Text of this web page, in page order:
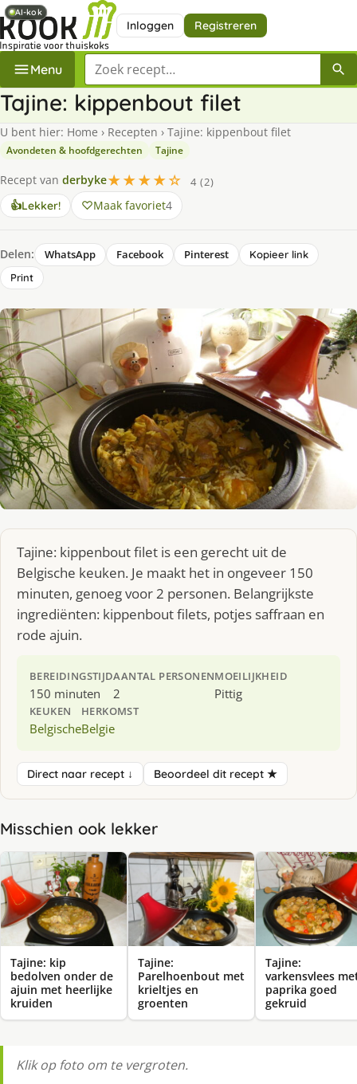
Inloggen Registreren
Menu Zoek een recept
Tajine: kippenbout filet
U bent hier: Home › Recepten › Tajine: kippenbout filet
Avondeten & hoofdgerechten Tajine
Recept van derbyke★★★★☆
4 (2)
👍Lekker! Maak favoriet4
Delen: WhatsApp Facebook Pinterest
Kopieer link
Print
Tajine: kippenbout filet is een gerecht uit de
Belgische keuken. Je maakt het in ongeveer 150
minuten, genoeg voor 2 personen. Belangrijkste
ingrediënten: kippenbout filets, potjes saffraan en
rode ajuin.
BEREIDINGSTIJD
150 minuten
AANTAL PERSONEN
2
MOEILIJKHEID
Pittig
KEUKEN
Belgische
HERKOMST
Belgie
Direct naar recept ↓ Beoordeel dit recept ★
Misschien ook lekker
Tajine: kip
bedolven onder de
ajuin met heerlijke
kruiden
Tajine:
Parelhoenbout met
krieltjes en
groenten
Tajine:
varkensvlees
paprika goed
gekruid
AI-kok
AI-kok
Klik op foto om te vergroten.